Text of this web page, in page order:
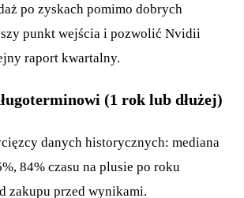
po zyskach pomimo dobrych
punkt wejścia i pozwolić Nvidii
raport kwartalny.
(1 rok lub dłużej)
danych historycznych: mediana
84% czasu na plusie po roku
zakupu przed wynikami.